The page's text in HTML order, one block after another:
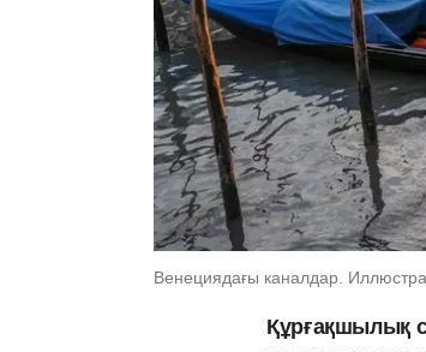
Венециядағы каналдар.
Құрғақшылық